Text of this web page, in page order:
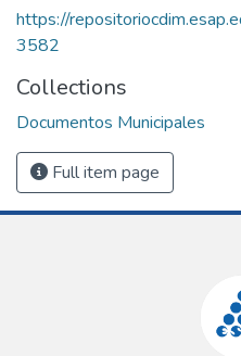
https://
3582
Collections
Documentos Municipales
Full item page